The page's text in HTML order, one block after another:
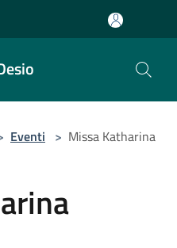
Eventi > Missa Katharina